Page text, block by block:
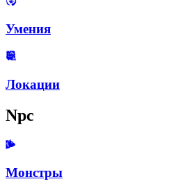
Умения
Локации
Npc
Монстры